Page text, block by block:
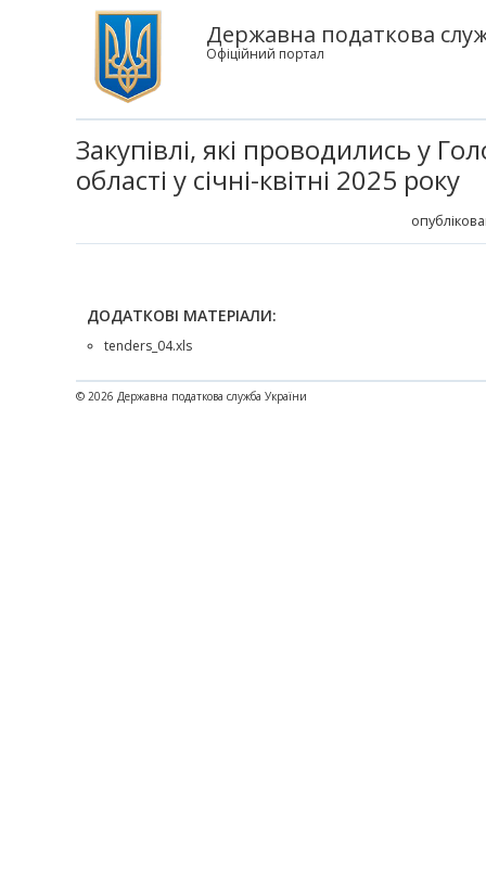
Державна податкова
Офіційний портал
Закупівлі, які проводились у
області у січні-квітні 2025 року
ДОДАТКОВІ МАТЕРІАЛИ:
tenders_04.xls
© 2026 Державна податкова служба України